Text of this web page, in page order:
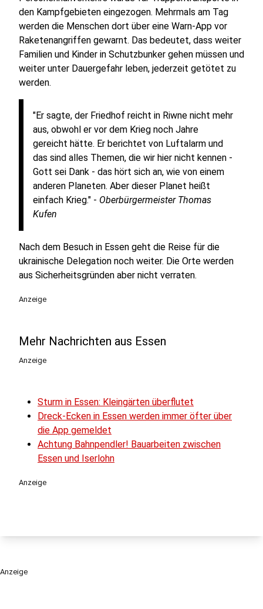
den Kampfgebieten eingezogen. Mehrmals am Tag
werden die Menschen dort über eine Warn-App vor
Raketenangriffen gewarnt. Das bedeutet, dass weiter
Familien und Kinder in Schutzbunker gehen müssen und
weiter unter Dauergefahr leben, jederzeit getötet zu
werden.
"Er sagte, der Friedhof reicht in Riwne nicht mehr
aus, obwohl er vor dem Krieg noch Jahre
gereicht hätte. Er berichtet von Luftalarm und
das sind alles Themen, die wir hier nicht kennen -
Gott sei Dank - das hört sich an, wie von einem
anderen Planeten. Aber dieser Planet heißt
einfach Krieg." - Oberbürgermeister Thomas
Kufen
Nach dem Besuch in Essen geht die Reise für die
ukrainische Delegation noch weiter. Die Orte werden
aus Sicherheitsgründen aber nicht verraten.
Anzeige
Mehr Nachrichten aus Essen
Anzeige
Sturm in Essen: Kleingärten überflutet
Dreck-Ecken in Essen werden immer öfter über
die App gemeldet
Achtung Bahnpendler! Bauarbeiten zwischen
Essen und Iserlohn
Anzeige
Anzeige